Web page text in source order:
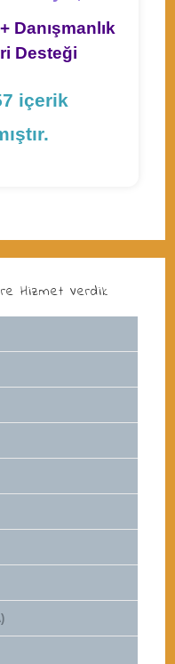
Danışmanlık
Desteği
içerik
Hizmet Verdik